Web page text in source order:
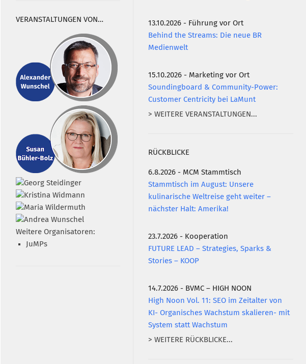
13.10.2026 - Führung vor Ort
Behind the Streams: Die neue BR
Medienwelt
15.10.2026 - Marketing vor Ort
Soundingboard & Community-Power:
Customer Centricity bei LaMunt
> WEITERE VERANSTALTUNGEN...
RÜCKBLICKE
6.8.2026 - MCM Stammtisch
Stammtisch im August: Unsere
kulinarische Weltreise geht weiter –
nächster Halt: Amerika!
23.7.2026 - Kooperation
FUTURE LEAD – Strategies, Sparks &
Stories – KOOP
14.7.2026 - BVMC – HIGH NOON
High Noon Vol. 11: SEO im Zeitalter von
KI- Organisches Wachstum skalieren- mit
System statt Wachstum
> WEITERE RÜCKBLICKE...
VERANSTALTUNGEN VON…
Weitere Organisatoren:
JuMPs